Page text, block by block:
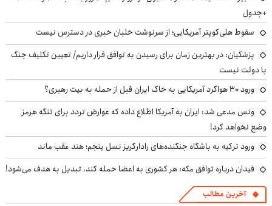
+جدول
سقوط هلی‌کوپتر آمریکایی؛ از سرنوشت خلبان خبری در دسترس نیست
پزشکیان‌: در بهترین زمان برای رسیدن به توافق قرار داریم/ تعیین تکلیف جنگ
با دولت نیست
ورود ۳۰ هواگرد آمریکایی به خاک ایران قبل از حمله به بیت رهبری؟
ونس مدعی شد: ایران به آمریکا اطلاع داده که عوارض تردد برای تنگه هرمز
وضع نخواهد کرد!
ورود ترکیه به باشگاه جنگنده‌های رادارگریز نسل پنجم؛ هند عقب ماند
فیدان درباره توافق مکه: هر کشوری به اعضا حمله کند، تبدیل به هدف می‌شود!
آخرین مطالب